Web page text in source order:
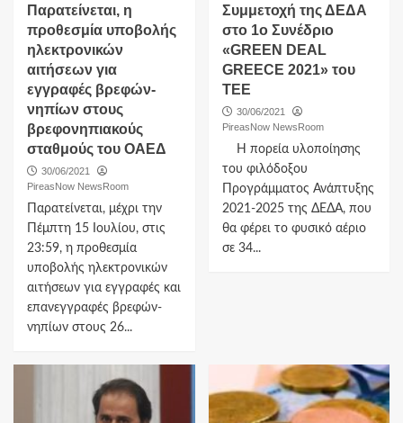
Παρατείνεται, η
προθεσμία υποβολής
ηλεκτρονικών
αιτήσεων για
εγγραφές βρεφών-
νηπίων στους
βρεφονηπιακούς
σταθμούς του ΟΑΕΔ
30/06/2021
PireasNow NewsRoom
Παρατείνεται, μέχρι την
Πέμπτη 15 Ιουλίου, στις
23:59, η προθεσμία
υποβολής ηλεκτρονικών
αιτήσεων για εγγραφές και
επανεγγραφές βρεφών-
νηπίων στους 26...
Συμμετοχή της ΔΕΔΑ
στο 1ο Συνέδριο
«GREEN DEAL
GREECE 2021» του
ΤΕΕ
30/06/2021
PireasNow NewsRoom
Η πορεία υλοποίησης
του φιλόδοξου
Προγράμματος Ανάπτυξης
2021-2025 της ΔΕΔΑ, που
θα φέρει το φυσικό αέριο
σε 34...